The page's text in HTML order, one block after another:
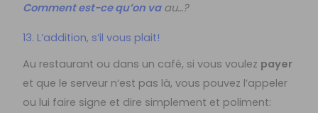
Comment est-ce qu’on vaau…?
13. L’addition, s’il vous plait!
Au restaurant ou dans un café, si vous voulez payer
et que le serveur n’est pas là, vous pouvez l’appeler
ou lui faire signe et dire simplement et poliment: